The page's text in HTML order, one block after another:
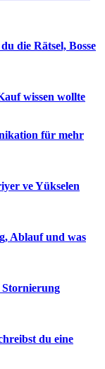
die Rätsel, Bosse
wissen wollte
für mehr
ve Yükselen
Ablauf und was
Stornierung
du eine